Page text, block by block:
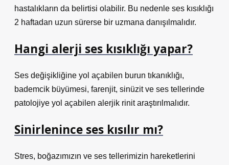
hastalıkların da belirtisi olabilir. Bu nedenle ses kısıklığı
2 haftadan uzun sürerse bir uzmana danışılmalıdır.
Hangi alerji ses kısıklığı yapar?
Ses değişikliğine yol açabilen burun tıkanıklığı,
bademcik büyümesi, farenjit, sinüzit ve ses tellerinde
patolojiye yol açabilen alerjik rinit araştırılmalıdır.
Sinirlenince ses kısılır mı?
Stres, boğazımızın ve ses tellerimizin hareketlerini